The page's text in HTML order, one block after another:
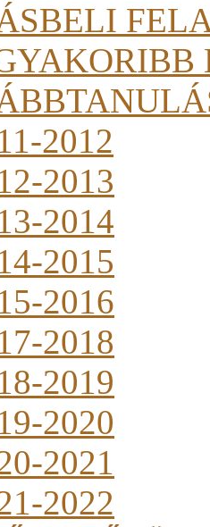
2012
2013
2014
2015
2016
2018
2019
2020
2021
2022